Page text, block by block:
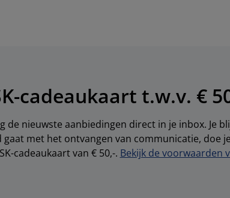
cadeaukaart t.w.v. €
de nieuwste aanbiedingen direct in je inbox. Je
met het ontvangen van communicatie, doe
cadeaukaart van € 50,-. Bekijk de voorwaarden